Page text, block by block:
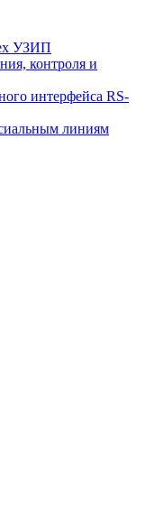
УЗИП
контроля и
интерфейса RS-
линиям